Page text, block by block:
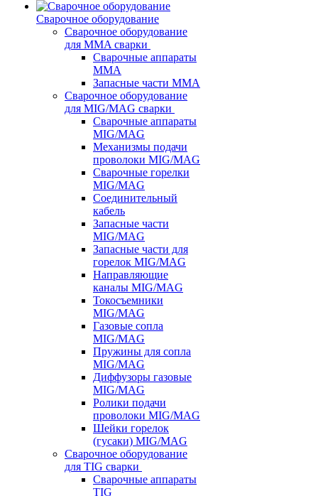
Сварочное оборудование
Сварочное оборудование
для MMA сварки
Сварочные аппараты
MMA
Запасные части MMA
Сварочное оборудование
для MIG/MAG сварки
Сварочные аппараты
MIG/MAG
Механизмы подачи
проволоки MIG/MAG
Сварочные горелки
MIG/MAG
Соединительный
кабель
Запасные части
MIG/MAG
Запасные части для
горелок MIG/MAG
Направляющие
каналы MIG/MAG
Токосъемники
MIG/MAG
Газовые сопла
MIG/MAG
Пружины для сопла
MIG/MAG
Диффузоры газовые
MIG/MAG
Ролики подачи
проволоки MIG/MAG
Шейки горелок
(гусаки) MIG/MAG
Сварочное оборудование
для TIG сварки
Сварочные аппараты
TIG